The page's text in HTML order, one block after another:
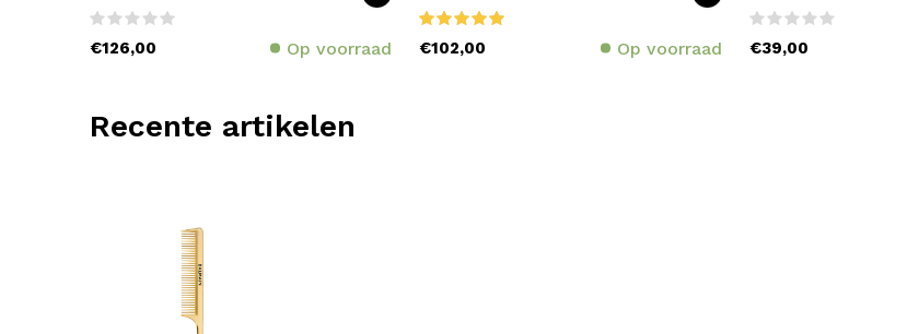
€126,00 Op voorraad €102,00 Op voorraad €39,00
Recente artikelen